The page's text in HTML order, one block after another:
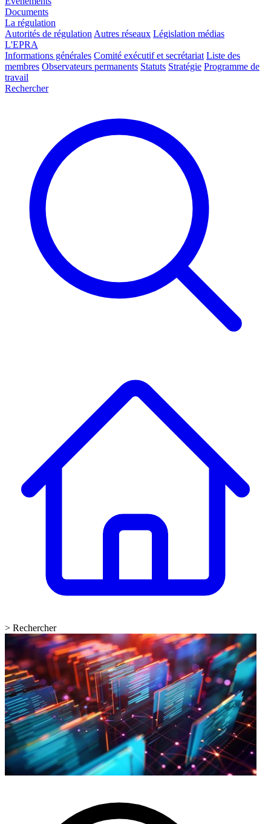
Documents
La régulation
Autorités de régulation Autres réseaux Législation médias
L'EPRA
Informations générales Comité exécutif et secrétariat Liste des
membres Observateurs permanents Statuts Stratégie Programme de
travail
Rechercher
> Rechercher